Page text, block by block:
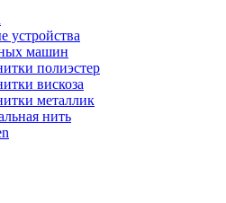
устройства
машин
полиэстер
вискоза
металлик
нить